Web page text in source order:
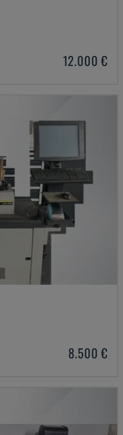
12.000 €
8.500 €